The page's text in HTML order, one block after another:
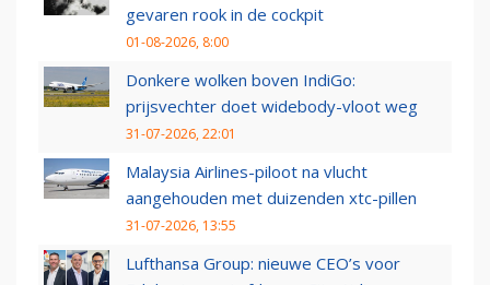
gevaren rook in de cockpit
01-08-2026, 8:00
Donkere wolken boven IndiGo:
prijsvechter doet widebody-vloot weg
31-07-2026, 22:01
Malaysia Airlines-piloot na vlucht
aangehouden met duizenden xtc-pillen
31-07-2026, 13:55
Lufthansa Group: nieuwe CEO’s voor